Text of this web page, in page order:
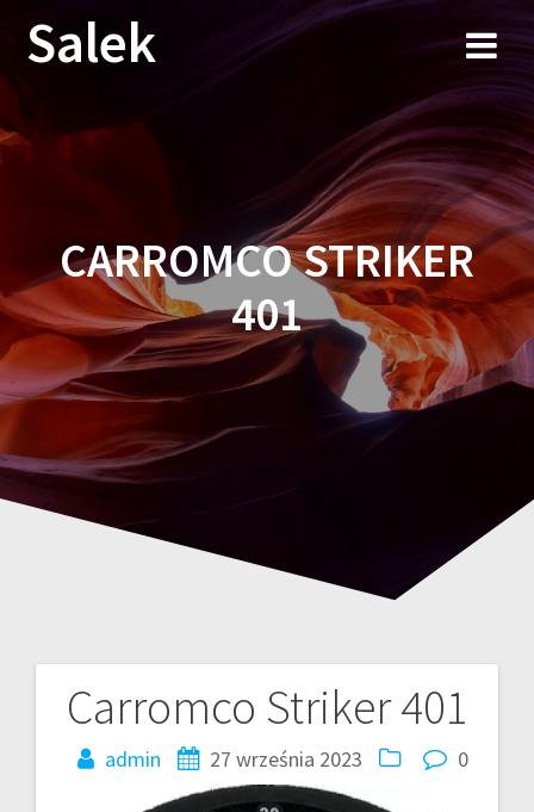
Przejdź
do
Salek
CARROMCO STRIKER
401
Carromco Striker 401
admin 27 września 2023 0
Nawigacja
wpisu